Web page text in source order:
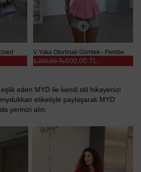
V Yaka Oturtmalı Gömlek - Pembe
600,00 TL
1.200,00 TL
eden MYD ile kendi stil hikayenizi
etiketiyle paylaşarak MYD
yerinizi alın.